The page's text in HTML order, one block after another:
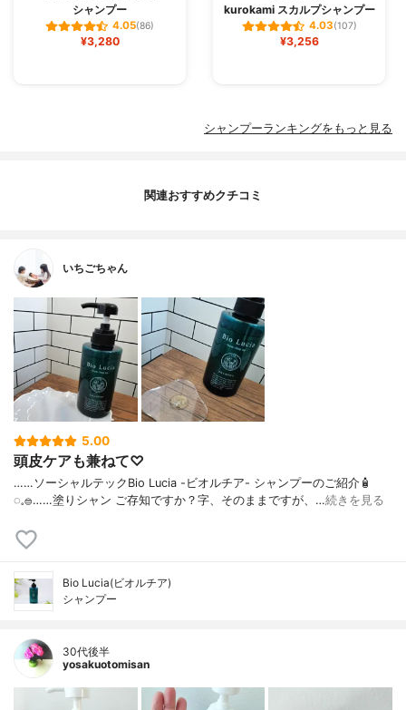
シャンプー
4.05(86)
¥3,280
kurokami スカルプシャンプー
4.03(107)
¥3,256
シャンプーランキングをもっと見る
関連おすすめクチコミ
いちごちゃん
5.00
頭皮ケアも兼ねて♡
……⁡⁡⁡ソーシャルテックBio Lucia -ビオルチア- シャンプー⁡のご紹介🧴‎
◌𓈒𓐍⁡……⁡⁡⁡⁡塗りシャン ご存知ですか？⁡⁡⁡⁡字、そのままですが、…続きを見る
Bio Lucia(ビオルチア)
シャンプー
30代後半
yosakuotomisan